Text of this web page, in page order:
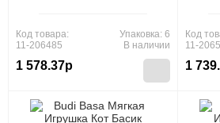
Код товара:
11-206485
1 578.37р
Упаковка: 6
В наличии
Код
11-
1